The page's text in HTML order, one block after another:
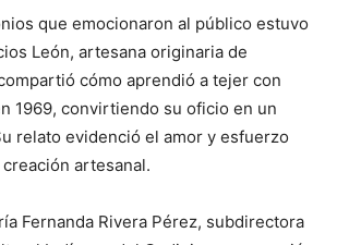
que emocionaron al público estuvo
León, artesana originaria de
cómo aprendió a tejer con
1969, convirtiendo su oficio en un
relato evidenció el amor y esfuerzo
artesanal.
Fernanda Rivera Pérez, subdirectora